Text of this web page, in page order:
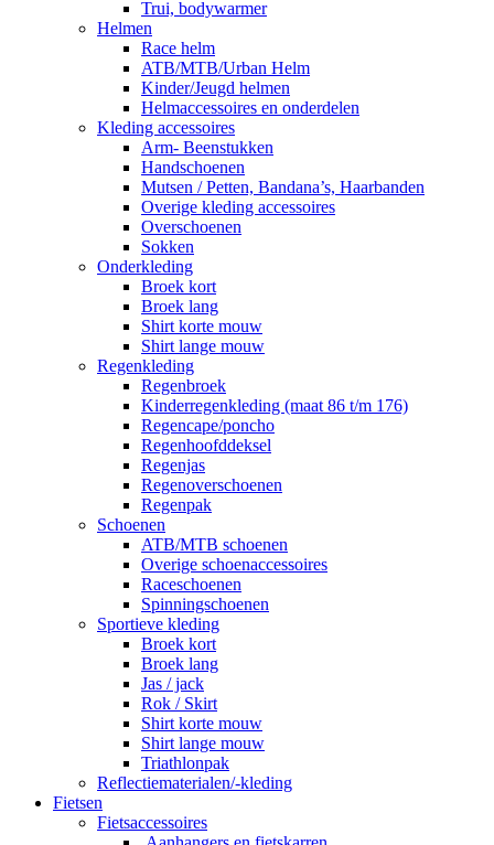
Trui, bodywarmer
Helmen
Race helm
ATB/MTB/Urban Helm
Kinder/Jeugd helmen
Helmaccessoires en onderdelen
Kleding accessoires
Arm- Beenstukken
Handschoenen
Mutsen / Petten, Bandana’s, Haarbanden
Overige kleding accessoires
Overschoenen
Sokken
Onderkleding
Broek kort
Broek lang
Shirt korte mouw
Shirt lange mouw
Regenkleding
Regenbroek
Kinderregenkleding (maat 86 t/m 176)
Regencape/poncho
Regenhoofddeksel
Regenjas
Regenoverschoenen
Regenpak
Schoenen
ATB/MTB schoenen
Overige schoenaccessoires
Raceschoenen
Spinningschoenen
Sportieve kleding
Broek kort
Broek lang
Jas / jack
Rok / Skirt
Shirt korte mouw
Shirt lange mouw
Triathlonpak
Reflectiematerialen/-kleding
Fietsen
Fietsaccessoires